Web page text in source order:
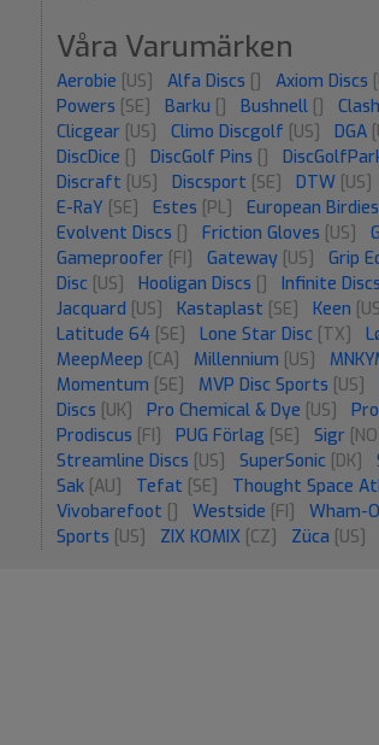
Våra Varumärken
Aerobie [US] Alfa Discs [] Axiom Discs
Powers [SE] Barku [] Bushnell []
Clicgear [US] Climo Discgolf [US] DGA
DiscDice [] DiscGolf Pins []
Discraft [US] Discsport [SE] DTW [US]
E-RaY [SE] Estes [PL] European Birdies
Evolvent Discs [] Friction Gloves [US]
Gameproofer [FI] Gateway [US] Grip
Disc [US] Hooligan Discs [] Infinite Discs
Jacquard [US] Kastaplast [SE] Keen
Latitude 64 [SE] Lone Star Disc [TX]
MeepMeep [CA] Millennium [US]
Momentum [SE] MVP Disc Sports [US]
Discs [UK] Pro Chemical & Dye [US]
Prodiscus [FI] PUG Förlag [SE] Sigr
Streamline Discs [US] SuperSonic [DK]
Sak [AU] Tefat [SE] Thought Space
Vivobarefoot [] Westside [FI] Wham-O
Sports [US] ZIX KOMIX [CZ] Züca [US]